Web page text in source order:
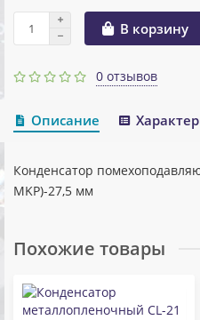
В корзину
0 отзывов
Описание
Конденсатор
MKP)-27,5 мм
Похожие товары